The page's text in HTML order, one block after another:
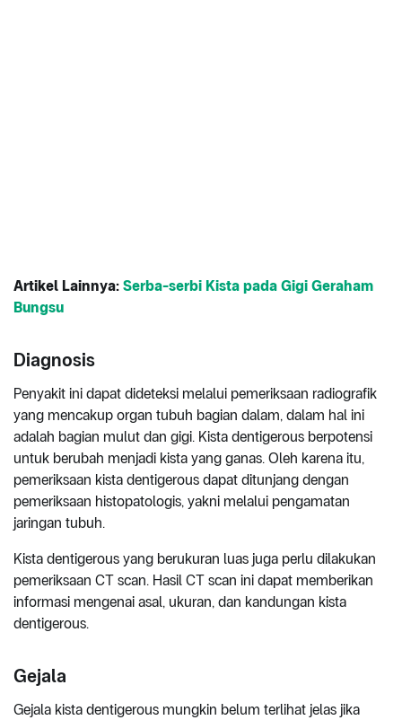
Artikel Lainnya: Serba-serbi Kista pada Gigi Geraham
Bungsu
Diagnosis
Penyakit ini dapat dideteksi melalui pemeriksaan radiografik
yang mencakup organ tubuh bagian dalam, dalam hal ini
adalah bagian mulut dan gigi. Kista dentigerous berpotensi
untuk berubah menjadi kista yang ganas. Oleh karena itu,
pemeriksaan kista dentigerous dapat ditunjang dengan
pemeriksaan histopatologis, yakni melalui pengamatan
jaringan tubuh.
Kista dentigerous yang berukuran luas juga perlu dilakukan
pemeriksaan CT scan. Hasil CT scan ini dapat memberikan
informasi mengenai asal, ukuran, dan kandungan kista
dentigerous.
Gejala
Gejala kista dentigerous mungkin belum terlihat jelas jika